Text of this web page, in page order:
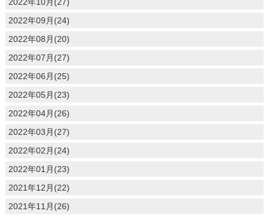
2022年09月(24)
2022年08月(20)
2022年07月(27)
2022年06月(25)
2022年05月(23)
2022年04月(26)
2022年03月(27)
2022年02月(24)
2022年01月(23)
2021年12月(22)
2021年11月(26)